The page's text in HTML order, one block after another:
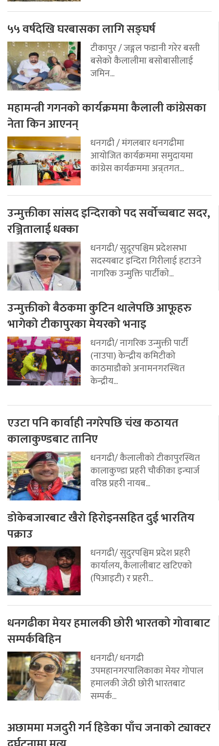
५५ वर्षदेखि घरबासका लागि सङ्घर्ष
टीकापुर / जङ्गल फडानी गरेर बस्ती
बसेको कैलालीमा बसोबासीलाई
जमिन...
महामन्त्री गगनको कार्यक्रममा कैलाली कांग्रेसका
नेता किन आएनन्
धनगढी / मंगलबार धनगढीमा
आयोजित कार्यक्रममा समुदायमा
कांग्रेस कार्यक्रममा अन्र्तगत...
उन्मुक्तीका सांसद इन्दिराको पद सर्वोच्चबाट सदर,
रञ्जितालाई धक्का
धनगढी/ सुदूरपश्चिम प्रदेशसभा
सदस्यबाट इन्दिरा गिरीलाई हटाउने
नागरिक उन्मुक्ति पार्टीको...
उन्मुक्तीको बैठकमा कुटिन थालेपछि आफूहरु
भागेको टीकापुरका मेयरको भनाइ
धनगढी/ नागरिक उन्मुक्ती पार्टी
(नाउपा) केन्द्रीय कमिटीको
काठमाडौको अनामनगरस्थित
केन्द्रीय...
एउटा पनि कार्वाही नगरेपछि चंख कठायत
कालाकुण्डबाट तानिए
धनगढी/ कैलालीको टीकापुरस्थित
कालाकुण्डा प्रहरी चौकीका इन्चार्ज
वरिष्ठ प्रहरी नायब...
डोकेबजारबाट खैरो हिरोइनसहित दुई भारतिय
पक्राउ
धनगढी/ सुदुरपश्चिम प्रदेश प्रहरी
कार्यालय, कैलालीबाट खटिएको
(पिआइटी) र प्रहरी...
धनगढीका मेयर हमालकी छोरी भारतको गोवाबाट
सम्पर्कबिहिन
धनगढी/ धनगढी
उपमहानगरपालिकाका मेयर गोपाल
हमालकी जेठी छोरी भारतबाट
सम्पर्क...
अछाममा मजदुरी गर्न हिडेका पाँच जनाको ट्याक्टर